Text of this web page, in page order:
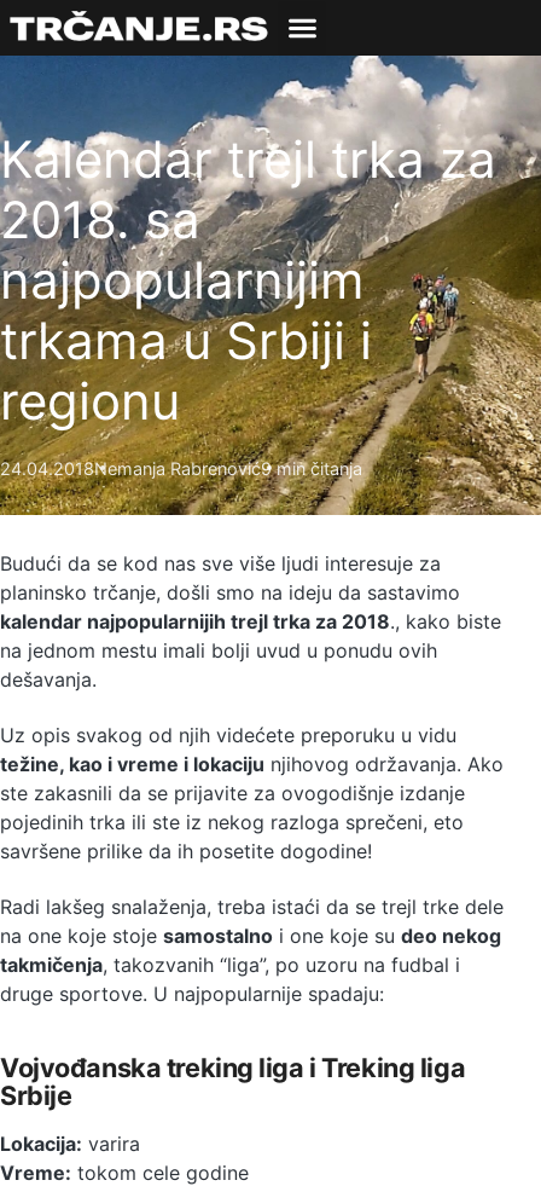
Kalendar trejl trka za
2018. sa
najpopularnijim
trkama u Srbiji i
regionu
24.04.2018Nemanja Rabrenović9 min čitanja
Budući da se kod nas sve više ljudi interesuje za
planinsko trčanje, došli smo na ideju da sastavimo
kalendar najpopularnijih trejl trka za 2018., kako biste
na jednom mestu imali bolji uvud u ponudu ovih
dešavanja.
Uz opis svakog od njih videćete preporuku u vidu
težine, kao i vreme i lokaciju njihovog održavanja. Ako
ste zakasnili da se prijavite za ovogodišnje izdanje
pojedinih trka ili ste iz nekog razloga sprečeni, eto
savršene prilike da ih posetite dogodine!
Radi lakšeg snalaženja, treba istaći da se trejl trke dele
na one koje stoje samostalno i one koje su deo nekog
takmičenja, takozvanih “liga”, po uzoru na fudbal i
druge sportove. U najpopularnije spadaju:
Vojvođanska treking liga i Treking liga
Srbije
Lokacija: varira
Vreme: tokom cele godine